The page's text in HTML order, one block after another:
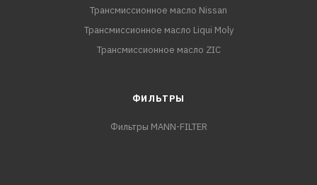
Трансмиссионное масло Nissan
Трансмиссионное масло Liqui Moly
Трансмиссионное масло ZIC
ФИЛЬТРЫ
Фильтры MANN-FILTER